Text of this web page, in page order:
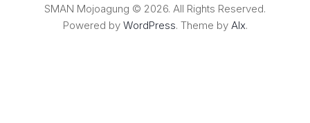
SMAN Mojoagung © 2026. All Rights Reserved.
Powered by WordPress. Theme by Alx.